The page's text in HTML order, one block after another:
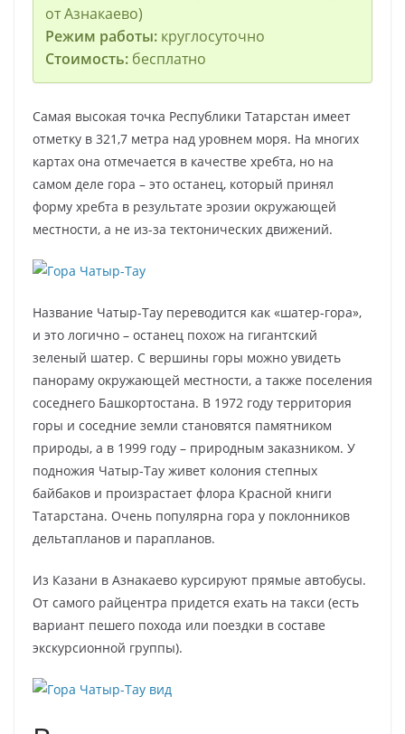
от Азнакаево)
Режим работы: круглосуточно
Стоимость:бесплатно
Самая высокая точка Республики Татарстан имеет
отметку в 321,7 метра над уровнем моря. На многих
картах она отмечается в качестве хребта, но на
самом деле гора – это останец, который принял
форму хребта в результате эрозии окружающей
местности, а не из-за тектонических движений.
Название Чатыр-Тау переводится как «шатер-гора»,
и это логично – останец похож на гигантский
зеленый шатер. С вершины горы можно увидеть
панораму окружающей местности, а также поселения
соседнего Башкортостана. В 1972 году территория
горы и соседние земли становятся памятником
природы, а в 1999 году – природным заказником. У
подножия Чатыр-Тау живет колония степных
байбаков и произрастает флора Красной книги
Татарстана. Очень популярна гора у поклонников
дельтапланов и парапланов.
Из Казани в Азнакаево курсируют прямые автобусы.
От самого райцентра придется ехать на такси (есть
вариант пешего похода или поездки в составе
экскурсионной группы).